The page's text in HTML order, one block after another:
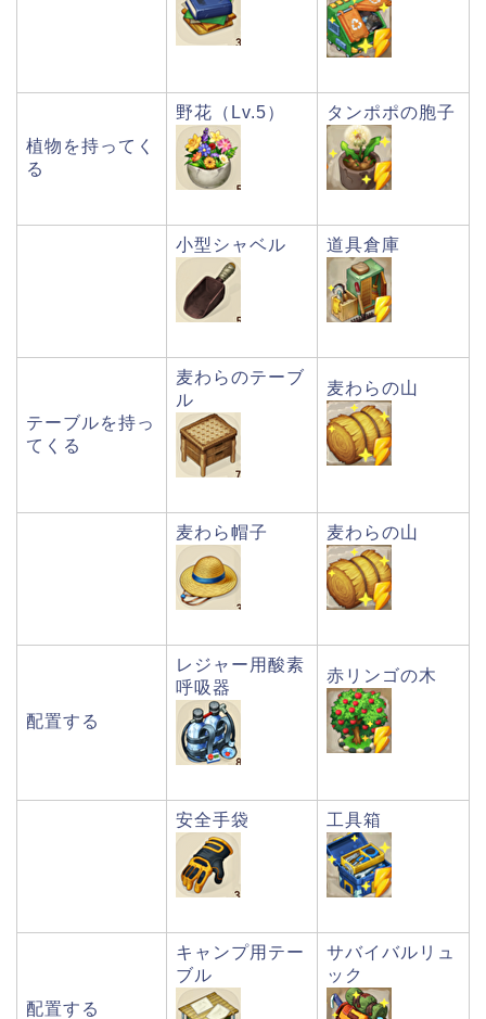
植物を持ってく
る
野花（Lv.5） タンポポの胞子
小型シャベル 道具倉庫
テーブルを持っ
てくる
麦わらのテーブ
ル
麦わらの山
麦わら帽子 麦わらの山
配置する
レジャー用酸素
呼吸器
赤リンゴの木
安全手袋 工具箱
配置する
キャンプ用テー
ブル
サバイバルリュ
ック